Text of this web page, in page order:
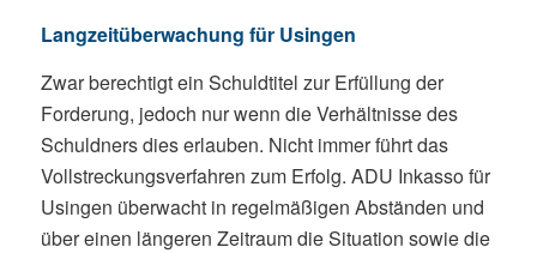
Langzeitüberwachung für Usingen
Zwar berechtigt ein Schuldtitel zur Erfüllung der
Forderung, jedoch nur wenn die Verhältnisse des
Schuldners dies erlauben. Nicht immer führt das
Vollstreckungsverfahren zum Erfolg. ADU Inkasso für
Usingen überwacht in regelmäßigen Abständen und
über einen längeren Zeitraum die Situation sowie die